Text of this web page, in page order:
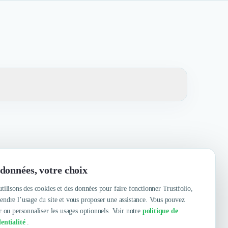
votre choix
des cookies et des données pour faire fonctionner Trustfolio,
l’usage du site et vous proposer une assistance. Vous pouvez
ou personnaliser les usages optionnels. Voir notre politique de
.